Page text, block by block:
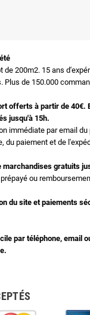
de 200m2. 15 ans
Plus de 150.000
offerts à partir de 40€.
jusqu'à 15h.
immédiate par email du
du paiement et de
marchandises gratuits
ou
du site et paiements
par téléphone, email